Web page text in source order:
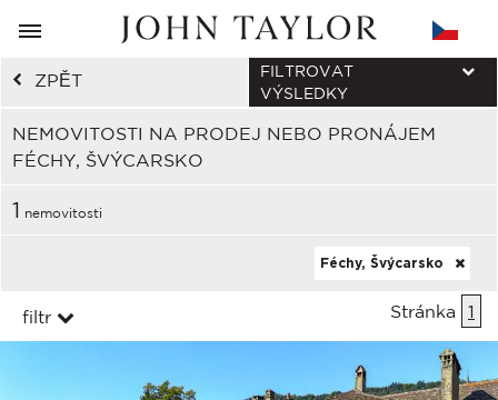
ZPĚT
NEMOVITOSTI NA PRODEJ NEBO PRONÁJEM
FÉCHY, ŠVÝCARSKO
FILTROVAT
VÝSLEDKY
1 nemovitosti
Féchy, Švýcarsko
filtr Stránka 1